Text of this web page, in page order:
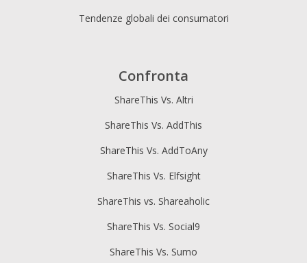
Tendenze globali dei consumatori
Confronta
ShareThis Vs. Altri
ShareThis Vs. AddThis
ShareThis Vs. AddToAny
ShareThis Vs. Elfsight
ShareThis vs. Shareaholic
ShareThis Vs. Social9
ShareThis Vs. Sumo